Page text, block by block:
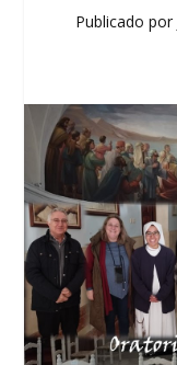
Publicado por